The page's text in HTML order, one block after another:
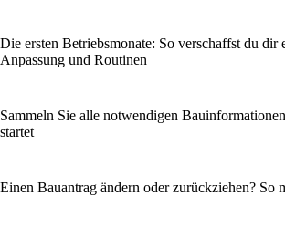
Die ersten Betriebsmonate: So verschaffst du
Anpassung und Routinen
Sammeln Sie alle notwendigen
startet
Einen Bauantrag ändern oder zurückziehen? So